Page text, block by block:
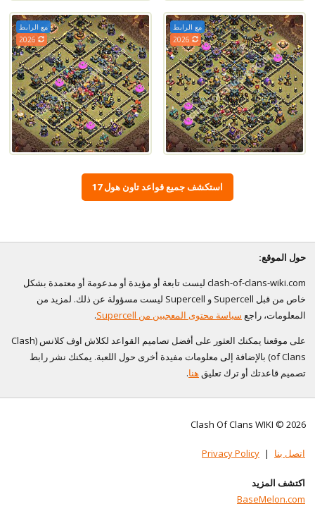
مع الرابط
2026
مع الرابط
استكشف جميع قواعد تاون هول 17
حول الموقع:
clash-of-clans-wiki.com ليست تابعة أو مؤيدة أو مدعومة أو معتمدة بشكل
خاص من قبل Supercell و Supercell ليست مسؤولة عن ذلك. لمزيد من
المعلومات، راجع سياسة محتوى المعجبين من Supercell
.
على موقعنا يمكنك العثور على أفضل تصاميم القواعد لكلاش اوف كلانس (Clash
of Clans) بالإضافة إلى معلومات مفيدة أخرى حول اللعبة. يمكنك نشر رابط
تصميم قاعدتك أو ترك تعليق هنا.
Clash Of Clans WIKI © 2026
اتصل بنا |
Privacy Policy
اكتشف المزيد
BaseMelon.com